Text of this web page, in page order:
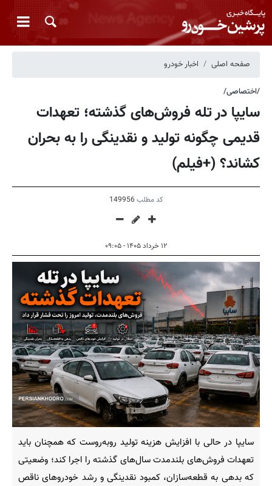
صفحه اصلی اخبار خودرو
/اختصاصی/
سایپا در تله فروش‌های گذشته؛ تعهدات
قدیمی چگونه تولید و نقدینگی را به بحران
کشاند؟ (+فیلم)
کد مطلب 149956
۱۲ خرداد ۱۴۰۵ - ۰۹:۰۵
سایپا در حالی با افزایش هزینه تولید روبه‌روست که همچنان باید
تعهدات فروش‌های بلندمدت سال‌های گذشته را اجرا کند؛ وضعیتی
که بدهی به قطعه‌سازان، کمبود نقدینگی و رشد خودروهای ناقص